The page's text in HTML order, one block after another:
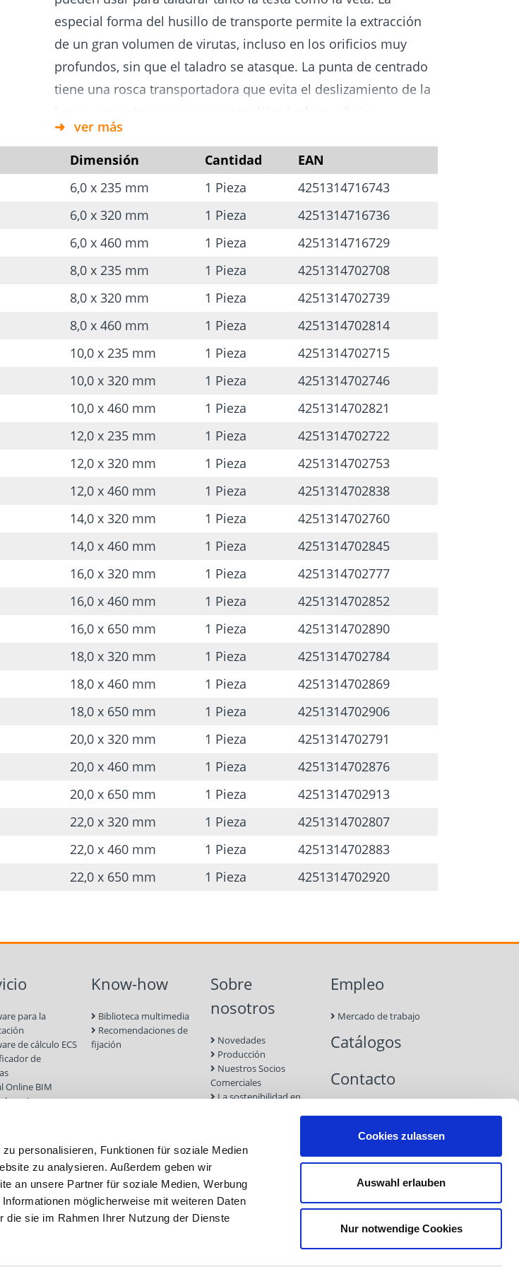
personalisieren, Funktionen für soziale Medien
zu analysieren. Außerdem geben wir
an unsere Partner für soziale Medien, Werbung
möglicherweise mit weiteren Daten
die sie im Rahmen Ihrer Nutzung der Dienste
Cookies zulassen
Auswahl erlauben
Nur notwendige Cookies
y fachada Cimientos
atornillados
especial forma del husillo de transporte permite la extracción
de un gran volumen de virutas, incluso en los orificios muy
profundos, sin que el taladro se atasque. La punta de centrado
tiene una rosca transportadora que evita el deslizamiento de la
broca y permite un avance automático incluso a bajas
revoluciones. En la punta del taladro hay un precortador que
evita el desgarre de las fibras de madera, proporcionando un
corte limpio. Las brocas helicoidales se emplean habitualmente
clavos, agujeros de cazoleta, tacos de varilla, etc.
Ventajas del producto
La precisión está garantizada gracias a la punta en forma de
Husillo de transporte con forma especial
No requiere casi ningún esfuerzo
Permite un rápido avance del taladrado
Gran volumen de extracción
Adecuada para perforaciones profundas
Punta de centrado con rosca transportadora
La broca no se desliza
El avance automático ahorra esfuerzos
También sirve para trabajar a bajas revoluciones
Precortador en la punta de la broca
No provoca desgarros alrededor del orificio
Se introduce rápidamente en la pieza de trabajo sin
del corte
Un vástago de 6 cantos garantiza que la broca quede sujeta al
portabrocas
Ideal para orificios pasantes y pretaladrados
ver más
Dimensión Cantidad
EAN
6,0 x 235 mm 1 Pieza
4251314716743
6,0 x 320 mm 1 Pieza
4251314716736
6,0 x 460 mm 1 Pieza
4251314716729
8,0 x 235 mm 1 Pieza
4251314702708
8,0 x 320 mm 1 Pieza
4251314702739
8,0 x 460 mm 1 Pieza
4251314702814
10,0 x 235 mm 1 Pieza
4251314702715
10,0 x 320 mm 1 Pieza
4251314702746
10,0 x 460 mm 1 Pieza
4251314702821
12,0 x 235 mm 1 Pieza
4251314702722
12,0 x 320 mm 1 Pieza
4251314702753
12,0 x 460 mm 1 Pieza
4251314702838
14,0 x 320 mm 1 Pieza
4251314702760
14,0 x 460 mm 1 Pieza
4251314702845
16,0 x 320 mm 1 Pieza
4251314702777
16,0 x 460 mm 1 Pieza
4251314702852
16,0 x 650 mm 1 Pieza
4251314702890
18,0 x 320 mm 1 Pieza
4251314702784
18,0 x 460 mm 1 Pieza
4251314702869
18,0 x 650 mm 1 Pieza
4251314702906
20,0 x 320 mm 1 Pieza
4251314702791
20,0 x 460 mm 1 Pieza
4251314702876
20,0 x 650 mm 1 Pieza
4251314702913
22,0 x 320 mm 1 Pieza
4251314702807
22,0 x 460 mm 1 Pieza
4251314702883
22,0 x 650 mm 1 Pieza 4251314702920
para la
de cálculo ECS
de
Online BIM
Know-how
Biblioteca multimedia
Recomendaciones de
fijación
Sobre
nosotros
Novedades
Producción
Nuestros Socios
Comerciales
La sostenibilidad en
Empleo
Mercado de trabajo
Catálogos
Contacto